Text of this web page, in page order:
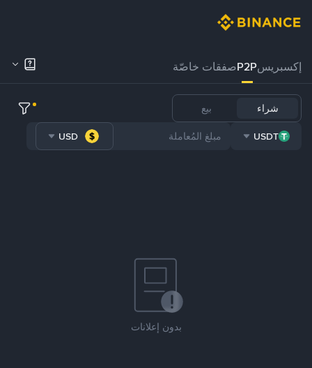
إكسبريسP2Pصفقات خاصّة
شراء بيع
USDT
USD
بدون إعلانات